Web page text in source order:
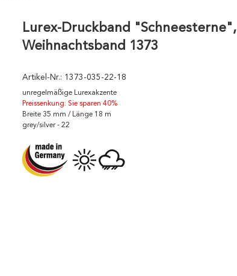
Lurex-Druckband "Schneesterne",
Weihnachtsband 1373
Artikel-Nr.: 1373-035-22-18
unregelmäßige Lurexakzente
Preissenkung: Sie sparen 40%
Breite 35 mm / Länge 18 m
grey/silver - 22